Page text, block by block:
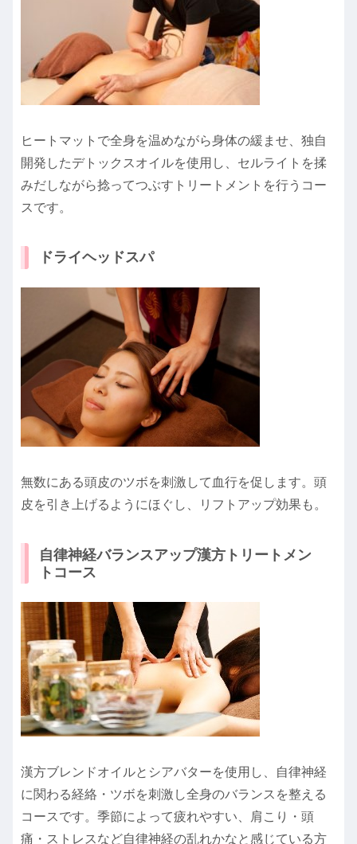
ヒートマットで全身を温めながら身体の緩ませ、独自
開発したデトックスオイルを使用し、セルライトを揉
みだしながら捻ってつぶすトリートメントを行うコー
スです。
ドライヘッドスパ
無数にある頭皮のツボを刺激して血行を促します。頭
皮を引き上げるようにほぐし、リフトアップ効果も。
自律神経バランスアップ漢方トリートメン
トコース
漢方ブレンドオイルとシアバターを使用し、自律神経
に関わる経絡・ツボを刺激し全身のバランスを整える
コースです。季節によって疲れやすい、肩こり・頭
痛・ストレスなど自律神経の乱れかなと感じている方